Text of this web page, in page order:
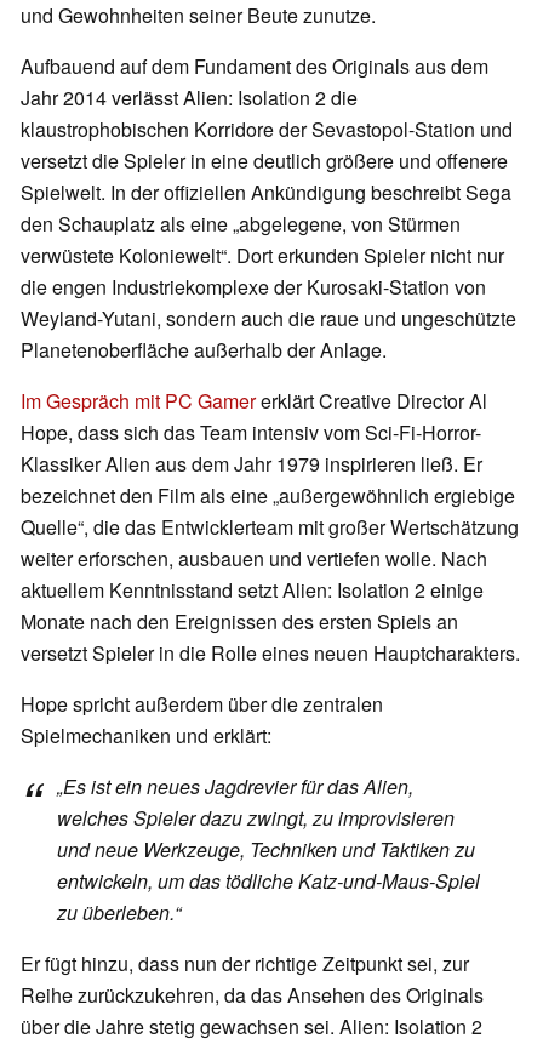
und Gewohnheiten seiner Beute zunutze.
Aufbauend auf dem Fundament des Originals aus dem
Jahr 2014 verlässt Alien: Isolation 2 die
klaustrophobischen Korridore der Sevastopol-Station und
versetzt die Spieler in eine deutlich größere und offenere
Spielwelt. In der offiziellen Ankündigung beschreibt Sega
den Schauplatz als eine „abgelegene, von Stürmen
verwüstete Koloniewelt“. Dort erkunden Spieler nicht nur
die engen Industriekomplexe der Kurosaki-Station von
Weyland-Yutani, sondern auch die raue und ungeschützte
Planetenoberfläche außerhalb der Anlage.
Im Gespräch mit PC Gamererklärt Creative Director Al
Hope, dass sich das Team intensiv vom Sci-Fi-Horror-
Klassiker Alien aus dem Jahr 1979 inspirieren ließ. Er
bezeichnet den Film als eine „außergewöhnlich ergiebige
Quelle“, die das Entwicklerteam mit großer Wertschätzung
weiter erforschen, ausbauen und vertiefen wolle. Nach
aktuellem Kenntnisstand setzt Alien: Isolation 2 einige
Monate nach den Ereignissen des ersten Spiels an
versetzt Spieler in die Rolle eines neuen Hauptcharakters.
Hope spricht außerdem über die zentralen
Spielmechaniken und erklärt:
„Es ist ein neues Jagdrevier für das Alien,
welches Spieler dazu zwingt, zu improvisieren
und neue Werkzeuge, Techniken und Taktiken zu
entwickeln, um das tödliche Katz-und-Maus-Spiel
zu überleben.“
Er fügt hinzu, dass nun der richtige Zeitpunkt sei, zur
Reihe zurückzukehren, da das Ansehen des Originals
über die Jahre stetig gewachsen sei. Alien: Isolation 2